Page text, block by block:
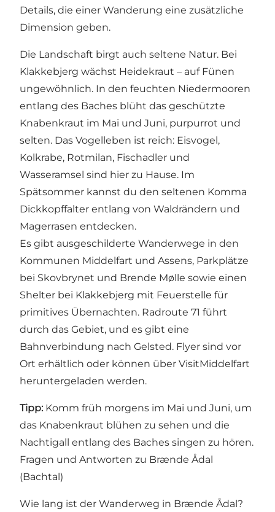
Details, die einer Wanderung eine zusätzliche
Dimension geben.
Die Landschaft birgt auch seltene Natur. Bei
Klakkebjerg wächst Heidekraut – auf Fünen
ungewöhnlich. In den feuchten Niedermooren
entlang des Baches blüht das geschützte
Knabenkraut im Mai und Juni, purpurrot und
selten. Das Vogelleben ist reich: Eisvogel,
Kolkrabe, Rotmilan, Fischadler und
Wasseramsel sind hier zu Hause. Im
Spätsommer kannst du den seltenen Komma
Dickkopffalter entlang von Waldrändern und
Magerrasen entdecken.
Es gibt ausgeschilderte Wanderwege in den
Kommunen Middelfart und Assens, Parkplätze
bei Skovbrynet und Brende Mølle sowie einen
Shelter bei Klakkebjerg mit Feuerstelle für
primitives Übernachten. Radroute 71 führt
durch das Gebiet, und es gibt eine
Bahnverbindung nach Gelsted. Flyer sind vor
Ort erhältlich oder können über VisitMiddelfart
heruntergeladen werden.
Tipp: Komm früh morgens im Mai und Juni, um
das Knabenkraut blühen zu sehen und die
Nachtigall entlang des Baches singen zu hören.
Fragen und Antworten zu Brænde Ådal
(Bachtal)
Wie lang ist der Wanderweg in Brænde Ådal?